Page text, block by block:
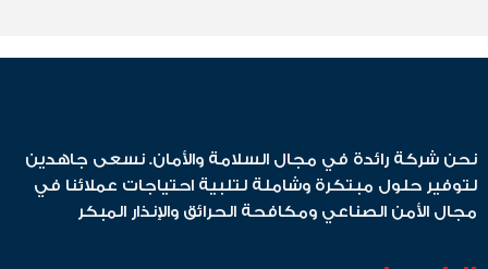
نحن شركة رائدة في مجال السلامة والأمان. نسعى جاهدين
لتوفير حلول مبتكرة وشاملة لتلبية احتياجات عملائنا في
مجال الأمن الصناعي ومكافحة الحرائق والإنذار المبكر